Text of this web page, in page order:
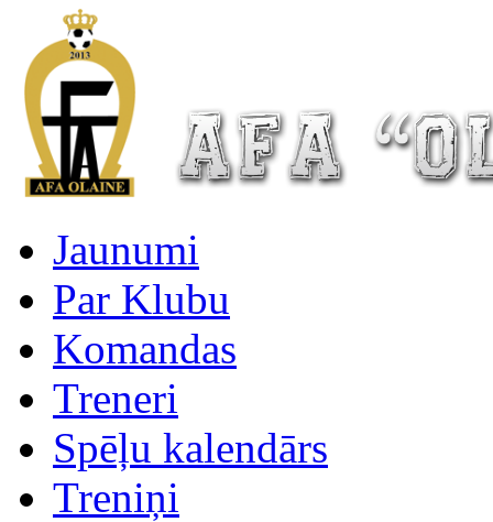
Jaunumi
Par Klubu
Komandas
Treneri
Spēļu kalendārs
Treniņi